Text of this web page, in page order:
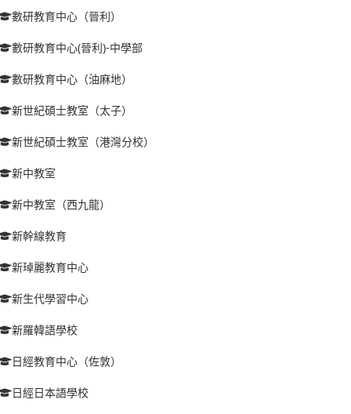
數研教育中心（晉利）
數研教育中心(晉利)-中學部
數研教育中心（油麻地）
新世紀碩士教室（太子）
新世紀碩士教室（港灣分校）
新中教室
新中教室（西九龍）
新幹線教育
新琸麗教育中心
新生代學習中心
新羅韓語學校
日經教育中心（佐敦）
日經日本語學校